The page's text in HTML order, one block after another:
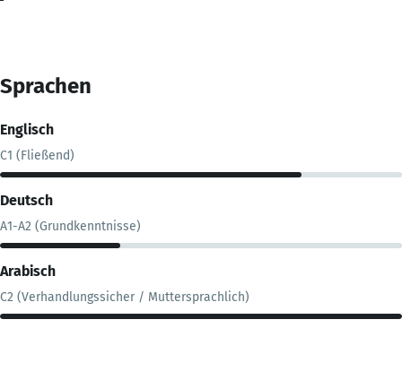
Sprachen
Englisch
C1 (Fließend)
Deutsch
A1-A2 (Grundkenntnisse)
Arabisch
C2 (Verhandlungssicher / Muttersprachlich)